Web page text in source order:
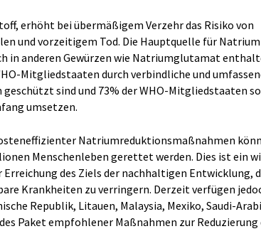
erhöht bei übermäßigem Verzehr das Risiko von
und vorzeitigem Tod. Die Hauptquelle für
in anderen Gewürzen wie Natriumglutamat
Mitgliedstaaten durch verbindliche und
sind und 73% der WHO-Mitgliedstaaten
umsetzen.
Natriumreduktionsmaßnahmen
Menschenleben gerettet werden. Dies ist ein
des Ziels der nachhaltigen Entwicklung,
Krankheiten zu verringern. Derzeit verfügen
Republik, Litauen, Malaysia, Mexiko, Saudi-
Paket empfohlener Maßnahmen zur Reduzierung